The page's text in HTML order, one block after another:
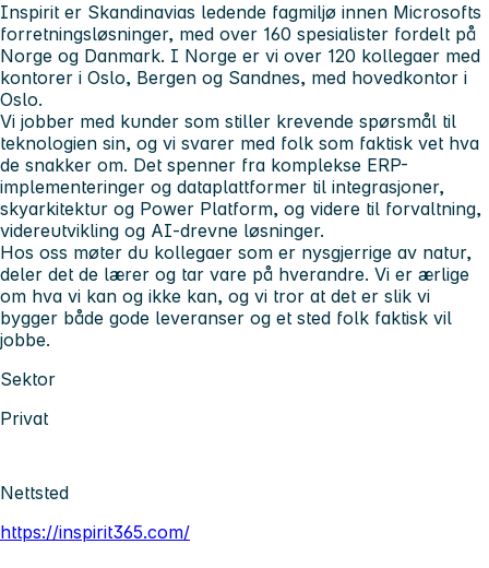
Inspirit er Skandinavias ledende fagmiljø innen Microsofts
forretningsløsninger, med over 160 spesialister fordelt på
Norge og Danmark. I Norge er vi over 120 kollegaer med
kontorer i Oslo, Bergen og Sandnes, med hovedkontor i
Oslo.
Vi jobber med kunder som stiller krevende spørsmål til
teknologien sin, og vi svarer med folk som faktisk vet hva
de snakker om. Det spenner fra komplekse ERP-
implementeringer og dataplattformer til integrasjoner,
skyarkitektur og Power Platform, og videre til forvaltning,
videreutvikling og AI-drevne løsninger.
Hos oss møter du kollegaer som er nysgjerrige av natur,
deler det de lærer og tar vare på hverandre. Vi er ærlige
om hva vi kan og ikke kan, og vi tror at det er slik vi
bygger både gode leveranser og et sted folk faktisk vil
jobbe.
Sektor
Privat
Nettsted
https://inspirit365.com/